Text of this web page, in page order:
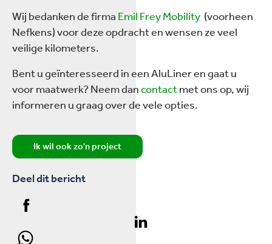
Wij bedanken de firma Emil Frey Mobility (voorheen
Nefkens) voor deze opdracht en wensen ze veel
veilige kilometers.
Bent u geïnteresseerd in een AluLiner en gaat u
voor maatwerk? Neem dancontactmet ons op, wij
informeren u graag over de vele opties.
Ik wil ook zo'n project
Deel dit bericht